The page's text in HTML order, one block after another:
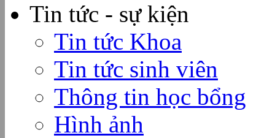
Tin tức - sự kiện
Tin tức Khoa
Tin tức sinh viên
Thông tin học bổng
Hình ảnh